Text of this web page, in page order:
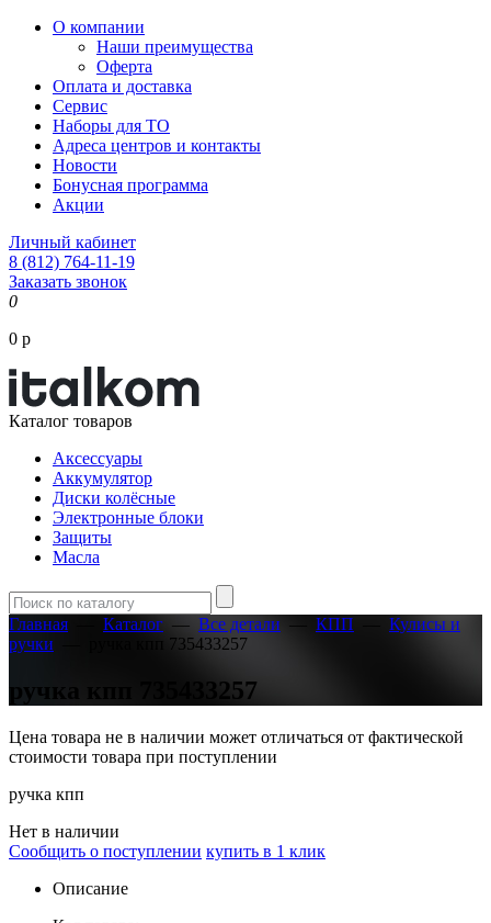
О компании
Наши преимущества
Оферта
Оплата и доставка
Сервис
Наборы для ТО
Адреса центров и контакты
Новости
Бонусная программа
Акции
Личный кабинет
8 (812) 764-11-19
Заказать звонок
0
0 р
Каталог товаров
Аксессуары
Аккумулятор
Диски колёсные
Электронные блоки
Защиты
Масла
Главная Каталог — Все детали — КПП
Кулисы и
ручки
ручка кпп 735433257
ручка кпп 735433257
Цена товара не в наличии может отличаться от фактической
стоимости товара при поступлении
ручка кпп
Нет в наличии
Сообщить о поступлении купить в 1 клик
Описание